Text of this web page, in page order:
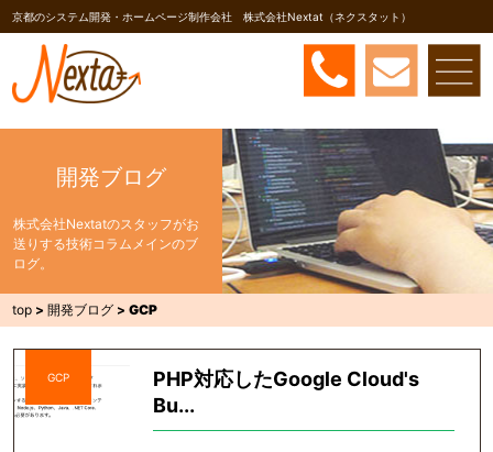
京都のシステム開発・ホームページ制作会社 株式会社Nextat（ネクスタット）
開発ブログ
株式会社Nextatのスタッフがお
送りする技術コラムメインのブ
ログ。
top >開発ブログ >GCP
GCP
PHP対応したGoogle Cloud's
Bu...